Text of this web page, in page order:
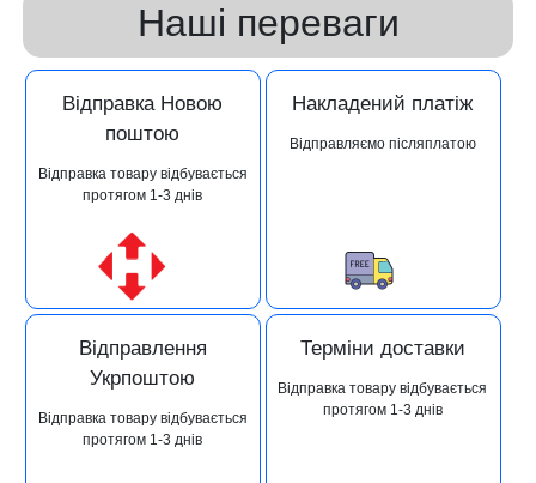
Наші переваги
Відправка Новою
поштою
Відправка товару відбувається
протягом 1-3 днів
Накладений платіж
Відправляємо післяплатою
Відправлення
Укрпоштою
Відправка товару відбувається
протягом 1-3 днів
Терміни доставки
Відправка товару відбувається
протягом 1-3 днів